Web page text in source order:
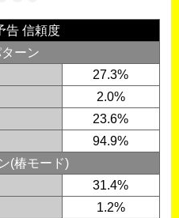
告 信頼度
ーン
27.3%
2.0%
23.6%
94.9%
(椿モード)
31.4%
1.2%